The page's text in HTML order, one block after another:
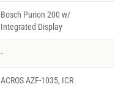
Bosch Purion 200 w/
Integrated Display
-
ACROS AZF-1035, ICR